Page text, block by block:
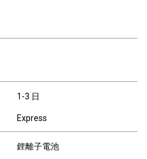
1-3 日
Express
鋰離子電池